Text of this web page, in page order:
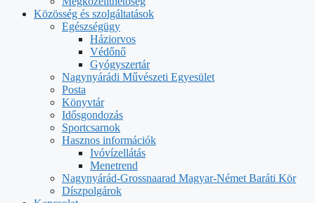
Közösség és szolgáltatások
Egészségügy
Háziorvos
Védőnő
Gyógyszertár
Nagynyárádi Művészeti Egyesület
Posta
Könyvtár
Idősgondozás
Sportcsarnok
Hasznos információk
Ivóvízellátás
Menetrend
Nagynyárád-Grossnaarad Magyar-Német Baráti Kör
Díszpolgárok